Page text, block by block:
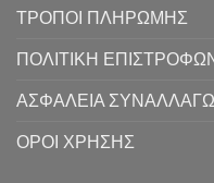
ΤΡΟΠΟΙ ΠΛΗΡΩΜΗΣ
ΠΟΛΙΤΙΚΗ
ΑΣΦΑΛΕΙΑ
ΟΡΟΙ ΧΡΗΣΗΣ